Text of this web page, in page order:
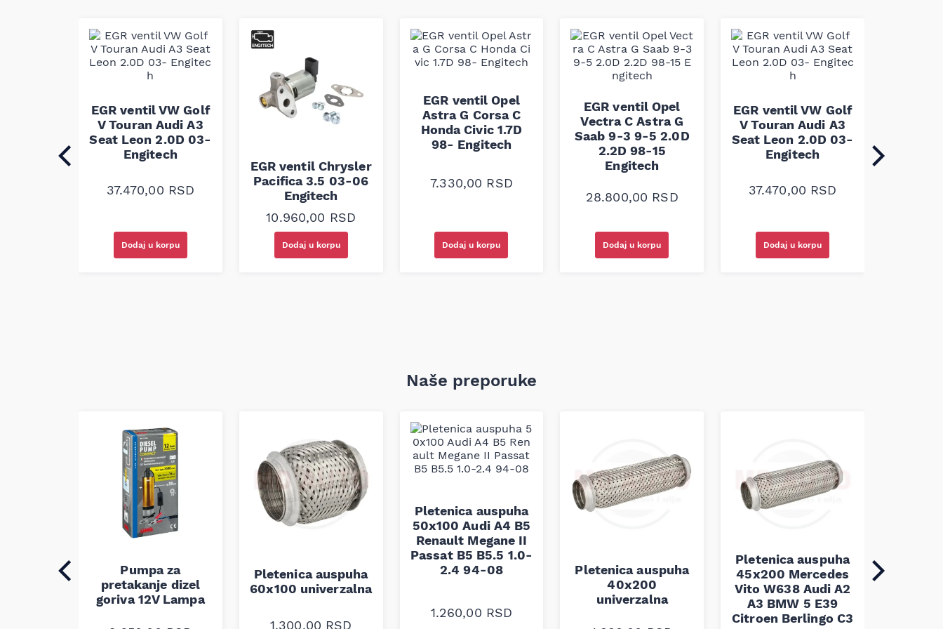
produžuju vek i otpornost kaiševa na habanje, toplotu i opterećenja. Ovaj
model 7PK1066EXTRA je razvijen i izrađen prema fabričkim standardima,
što garantuje kompatibilnost i pouzdanost u vozilima za koja je predviđen.
EGR ventil VW Golf
V Touran Audi A3
Seat Leon 2.0D 03-
Engitech
37.470,00 RSD
Dodaj u korpu
EGR ventil Chrysler
Pacifica 3.5 03-06
Engitech
10.960,00 RSD
Dodaj u korpu
EGR ventil Opel
Astra G Corsa C
Honda Civic 1.7D
98- Engitech
7.330,00 RSD
Dodaj u korpu
EGR ventil Opel
Vectra C Astra G
Saab 9-3 9-5 2.0D
2.2D 98-15
Engitech
28.800,00 RSD
Dodaj u korpu
EGR ventil VW Golf
V Touran Audi A3
Seat Leon 2.0D 03-
Engitech
37.470,00 RSD
Dodaj u korpu
Naše preporuke
Pumpa za
pretakanje dizel
goriva 12V Lampa
Pletenica auspuha
60x100 univerzalna
1.300,00 RSD
Pletenica auspuha
50x100 Audi A4 B5
Renault Megane II
Passat B5 B5.5 1.0-
2.4 94-08
1.260,00 RSD
Pletenica auspuha
40x200
univerzalna
Pletenica auspuha
45x200 Mercedes
Vito W638 Audi A2
A3 BMW 5 E39
Citroen Berlingo C3